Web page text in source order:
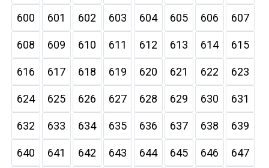
600 601 602 603 604 605 606 607
608 609 610 611 612 613 614 615
616 617 618 619 620 621 622 623
624 625 626 627 628 629 630 631
632 633 634 635 636 637 638 639
640 641 642 643 644 645 646 647